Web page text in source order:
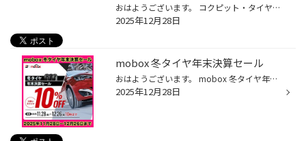
おはようございます。 コクピット・タイヤ館にて1会計につき5,000円(税抜)以上のご購入でご応募いただけます！ コクピット・タイヤ館年末大感謝キャンペーン開催！ いつも当店をご利用いただき、ありがとうございます。 12月1日(月)から、「コクピット・タイヤ館 年末大感謝キャンペーン」を開催し...
2025年12月28日
mobox 冬タイヤ年末決算セール
おはようございます。 mobox 冬タイヤ年末決算セール お求めやすい価格になっていますよ。 開催期間 202511.28（金）～12.26（金）10時まで mobox 冬タイヤ年末決算セール
2025年12月28日